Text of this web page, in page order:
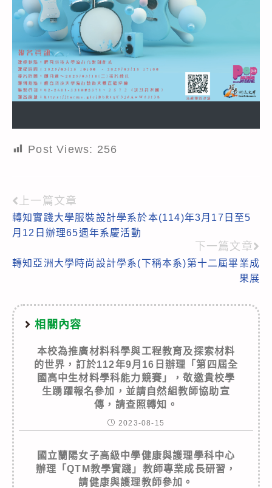
Post Views: 256
Read
more
上一篇文章
轉知實踐大學服裝設計學系於本(114)年3月17日至5
月12日辦理65週年系慶活動
下一篇文章
轉知亞洲大學時尚設計學系(下稱本系)第十二屆畢業成
果展
相關內容
本校為推廣材料科學與工程教育及探索材料
的世界，訂於112年9月16日辦理「第四屆全
國高中生材料學科能力競賽」，敬邀貴校學
生踴躍報名參加，並請自然組教師協助宣
傳，請查照轉知。
2023-08-15
國立蘭陽女子高級中學健康與護理學科中心
辦理「QTM教學實踐」教師專業成長研習，
請健康與護理教師參加。